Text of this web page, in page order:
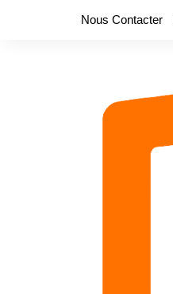
Nous Contacter